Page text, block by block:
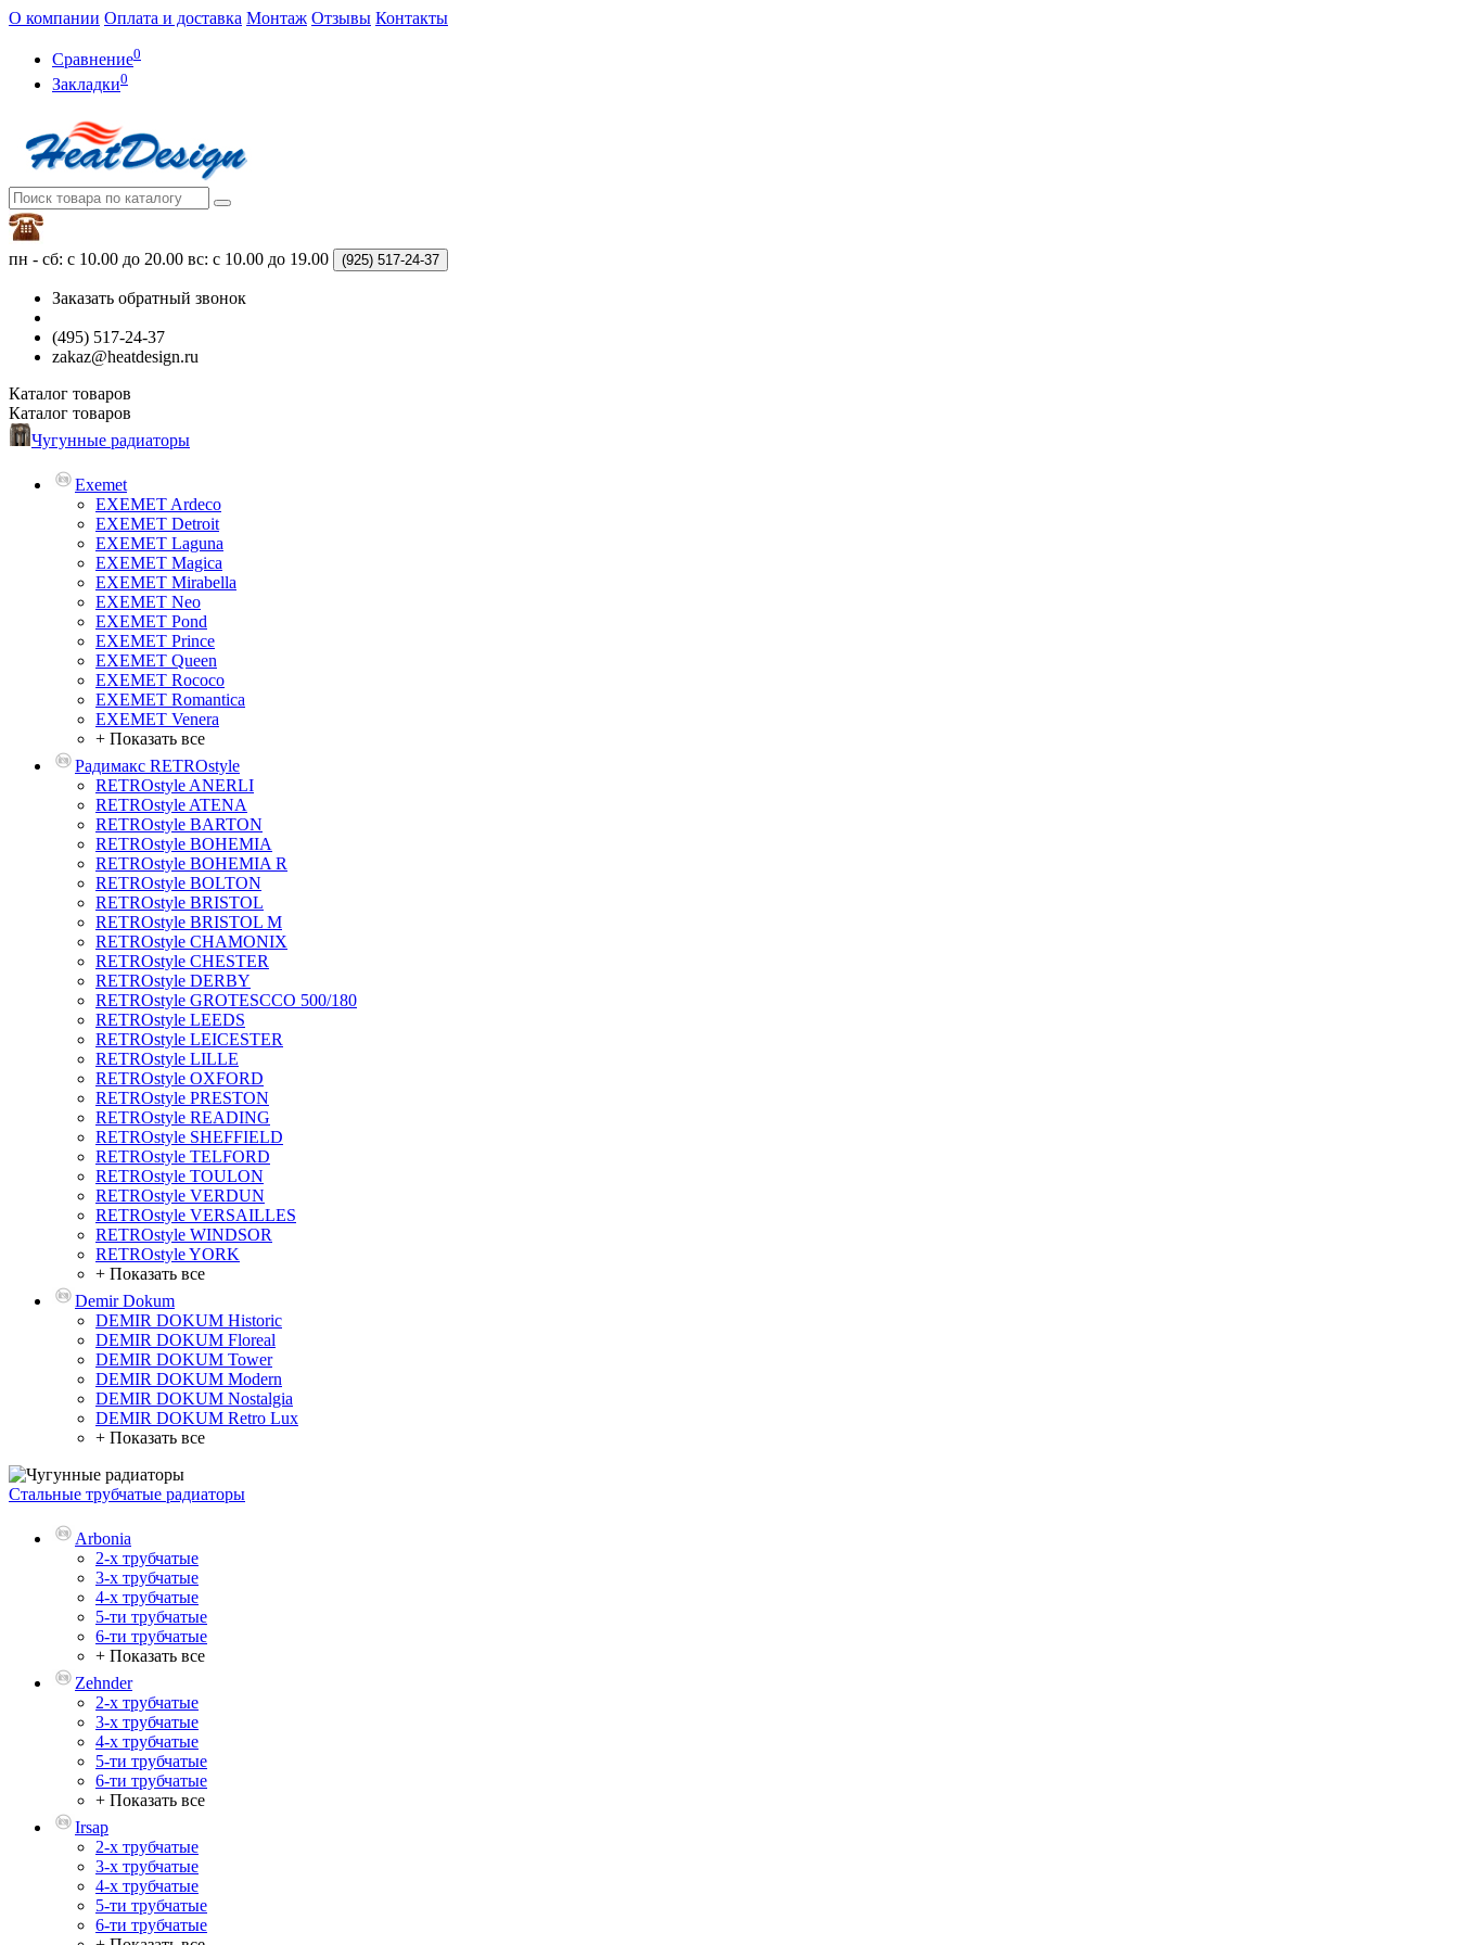
О компании Оплата и доставка Монтаж Отзывы Контакты
Сравнение0
Закладки0
пн - сб: с 10.00 до 20.00 вс: с 10.00 до 19.00 (925) 517-24-37
Заказать обратный звонок
(495) 517-24-37
zakaz@heatdesign.ru
Каталог товаров
Каталог товаров
Чугунные радиаторы
Exemet
EXEMET Ardeco
EXEMET Detroit
EXEMET Laguna
EXEMET Magica
EXEMET Mirabella
EXEMET Neo
EXEMET Pond
EXEMET Prince
EXEMET Queen
EXEMET Rococo
EXEMET Romantica
EXEMET Venera
+ Показать все
Радимакс RETROstyle
RETROstyle ANERLI
RETROstyle ATENA
RETROstyle BARTON
RETROstyle BOHEMIA
RETROstyle BOHEMIA R
RETROstyle BOLTON
RETROstyle BRISTOL
RETROstyle BRISTOL M
RETROstyle CHAMONIX
RETROstyle CHESTER
RETROstyle DERBY
RETROstyle GROTESCCO 500/180
RETROstyle LEEDS
RETROstyle LEICESTER
RETROstyle LILLE
RETROstyle OXFORD
RETROstyle PRESTON
RETROstyle READING
RETROstyle SHEFFIELD
RETROstyle TELFORD
RETROstyle TOULON
RETROstyle VERDUN
RETROstyle VERSAILLES
RETROstyle WINDSOR
RETROstyle YORK
+ Показать все
Demir Dokum
DEMIR DOKUM Historic
DEMIR DOKUM Floreal
DEMIR DOKUM Tower
DEMIR DOKUM Modern
DEMIR DOKUM Nostalgia
DEMIR DOKUM Retro Lux
+ Показать все
Стальные трубчатые радиаторы
Arbonia
2-х трубчатые
3-х трубчатые
4-х трубчатые
5-ти трубчатые
6-ти трубчатые
+ Показать все
Zehnder
2-х трубчатые
3-х трубчатые
4-х трубчатые
5-ти трубчатые
6-ти трубчатые
+ Показать все
Irsap
2-х трубчатые
3-х трубчатые
4-х трубчатые
5-ти трубчатые
6-ти трубчатые